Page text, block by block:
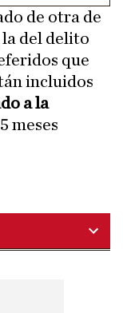
de otra de
la del delito
que
incluidos
a la
meses